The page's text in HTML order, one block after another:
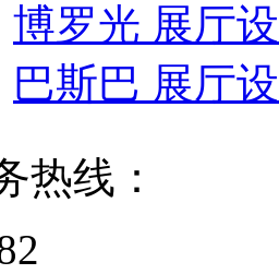
博罗光 展厅
巴斯巴 展厅
热线：